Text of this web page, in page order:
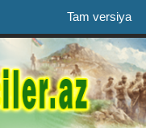
Tam versiya